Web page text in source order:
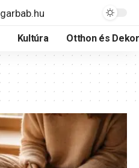
Kultúra Otthon és